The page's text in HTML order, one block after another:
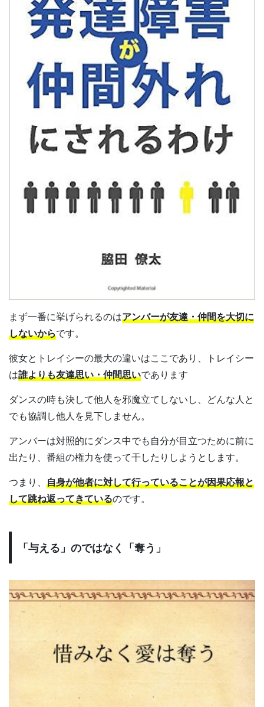
まず一番に挙げられるのはアンバーが友達・仲間を大切に
しないからです。
彼女とトレイシーの最大の違いはここであり、トレイシー
は誰よりも友達思い・仲間思いであります
ダンスの時も決して他人を邪魔立てしないし、どんな人と
でも協調し他人を見下しません。
アンバーは対照的にダンス中でも自分が目立つために前に
出たり、番組の権力を使って干したりしようとします。
つまり、 自身が他者に対して行っていることが因果応報と
して跳ね返ってきているのです。
「与える」のではなく「奪う」